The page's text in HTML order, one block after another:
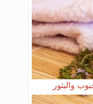
والبثور